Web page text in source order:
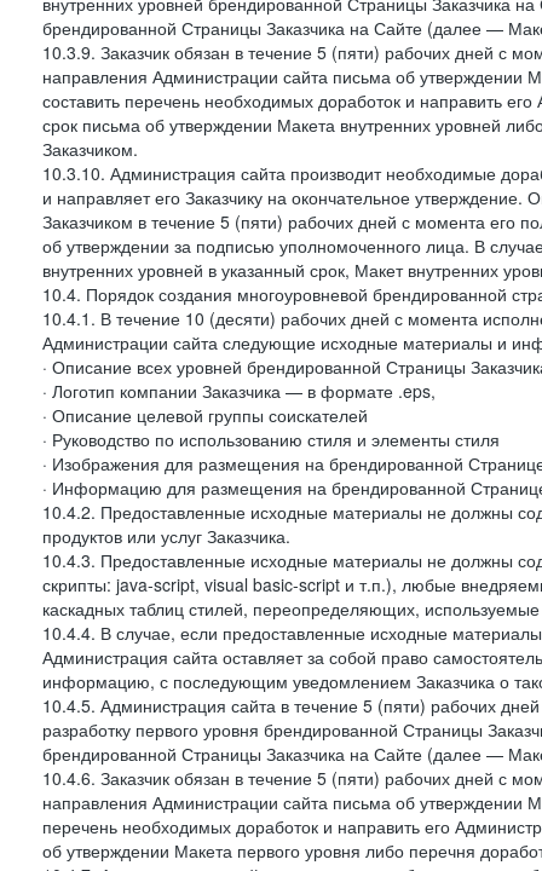
брендированной Страницы Заказчика на Сайте (далее —
10.3.9. Заказчик обязан в течение 5 (пяти) рабочих дней с
направления Администрации сайта письма об утверждении
составить перечень необходимых доработок и направить
срок письма об утверждении Макета внутренних уровней
Заказчиком.
10.3.10. Администрация сайта производит необходимые
и направляет его Заказчику на окончательное
Заказчиком в течение 5 (пяти) рабочих дней с момента его
об утверждении за подписью уполномоченного лица. В
внутренних уровней в указанный срок, Макет внутренних
10.4. Порядок создания многоуровневой брендированной
10.4.1. В течение 10 (десяти) рабочих дней с момента
Администрации сайта следующие исходные материалы и
· Описание всех уровней брендированной Страницы
· Логотип компании Заказчика — в формате .eps,
· Описание целевой группы соискателей
· Руководство по использованию стиля и элементы стиля
· Изображения для размещения на брендированной
· Информацию для размещения на брендированной
10.4.2. Предоставленные исходные материалы не должны
продуктов или услуг Заказчика.
10.4.3. Предоставленные исходные материалы не должны
скрипты: java-script, visual basic-script и т.п.), любые
каскадных таблиц стилей, переопределяющих,
10.4.4. В случае, если предоставленные исходные
Администрация сайта оставляет за собой право
информацию, с последующим уведомлением Заказчика о
10.4.5. Администрация сайта в течение 5 (пяти) рабочих
разработку первого уровня брендированной Страницы
брендированной Страницы Заказчика на Сайте (далее —
10.4.6. Заказчик обязан в течение 5 (пяти) рабочих дней с
направления Администрации сайта письма об утверждении
перечень необходимых доработок и направить его
об утверждении Макета первого уровня либо перечня